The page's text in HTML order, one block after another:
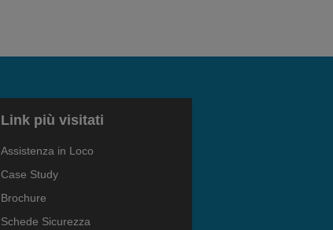
Link più visitati
Assistenza in Loco
Case Study
Brochure
Schede Sicurezza